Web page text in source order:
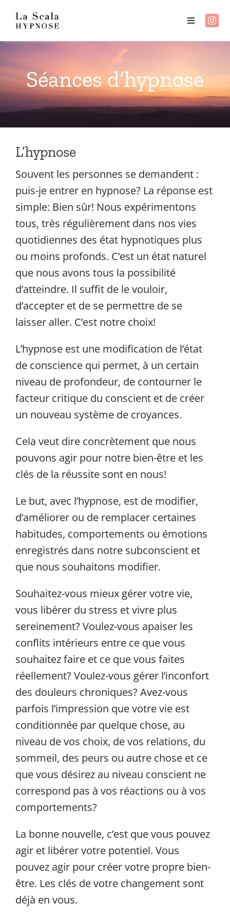
contenu
Toggle
À propos
Hypnose
Événements
Témoignages
Contact
Français
Séances d’hypnose
L’hypnose
Souvent les personnes se demandent :
puis-je entrer en hypnose? La réponse est
simple: Bien sûr! Nous expérimentons
tous, très régulièrement dans nos vies
quotidiennes des état hypnotiques plus
ou moins profonds. C’est un état naturel
que nous avons tous la possibilité
d’atteindre. Il suffit de le vouloir,
d’accepter et de se permettre de se
laisser aller. C’est notre choix!
L’hypnose est une modification de l’état
de conscience qui permet, à un certain
niveau de profondeur, de contourner le
facteur critique du conscient et de créer
un nouveau système de croyances.
Cela veut dire concrètement que nous
pouvons agir pour notre bien-être et les
clés de la réussite sont en nous!
Le but, avec l’hypnose, est de modifier,
d’améliorer ou de remplacer certaines
habitudes, comportements ou émotions
enregistrés dans notre subconscient et
que nous souhaitons modifier.
Souhaitez-vous mieux gérer votre vie,
vous libérer du stress et vivre plus
sereinement? Voulez-vous apaiser les
conflits intérieurs entre ce que vous
souhaitez faire et ce que vous faites
réellement? Voulez-vous gérer l’inconfort
des douleurs chroniques? Avez-vous
parfois l’impression que votre vie est
conditionnée par quelque chose, au
niveau de vos choix, de vos relations, du
sommeil, des peurs ou autre chose et ce
que vous désirez au niveau conscient ne
correspond pas à vos réactions ou à vos
comportements?
La bonne nouvelle, c’est que vous pouvez
agir et libérer votre potentiel. Vous
pouvez agir pour créer votre propre bien-
être. Les clés de votre changement sont
déjà en vous.